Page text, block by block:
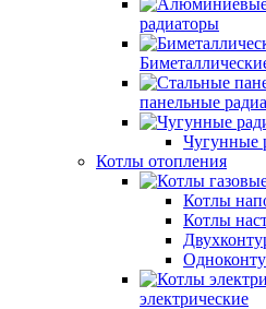
радиаторы
панельные
Чугунные
Котлы отопления
Котлы
Котлы
электрические